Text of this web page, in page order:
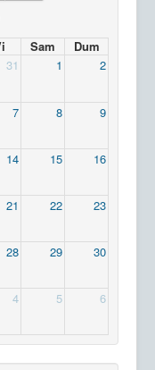
Sam
Dum
31 1 2
7 8 9
14 15 16
21 22 23
28 29 30
4 5 6